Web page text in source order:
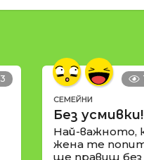
СЕМЕЙНИ
Без усмивки!
Най-важното,
жена те
ще правиш без